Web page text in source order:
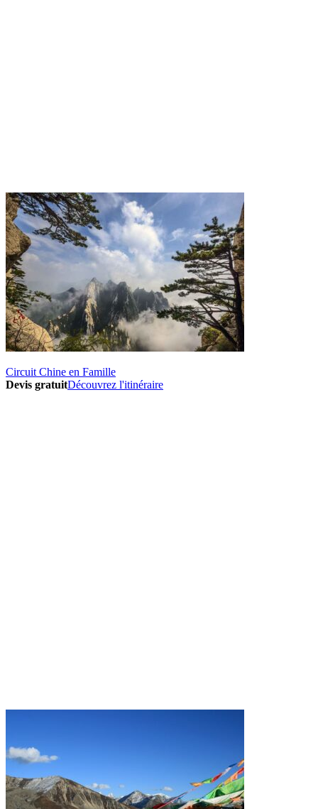
Circuit Chine en Famille
Devis gratuitDécouvrez l'itinéraire